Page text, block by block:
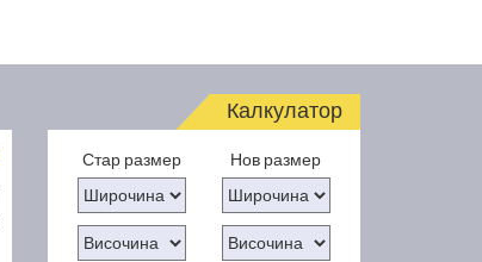
Калкулатор
Стар размер Нов размер